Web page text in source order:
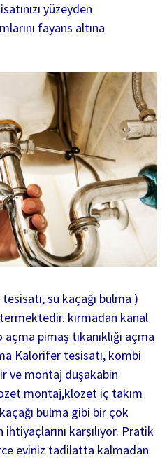
yüzeyden
fayans altına
su kaçağı bulma )
kırmadan kanal
pimaş tıkanıklığı açma
Kalorifer tesisatı, kombi
ve montaj duşakabin
montaj,klozet iç takım
bulma gibi bir çok
karşılıyor. Pratik
eviniz tadilatta kalmadan